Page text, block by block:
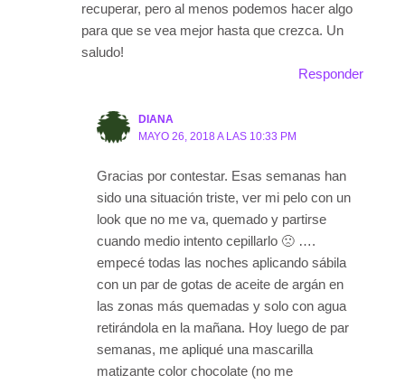
recuperar, pero al menos podemos hacer algo
para que se vea mejor hasta que crezca. Un
saludo!
Responder
DIANA
MAYO 26, 2018 A LAS 10:33 PM
Gracias por contestar. Esas semanas han
sido una situación triste, ver mi pelo con un
look que no me va, quemado y partirse
cuando medio intento cepillarlo 🙁 ….
empecé todas las noches aplicando sábila
con un par de gotas de aceite de argán en
las zonas más quemadas y solo con agua
retirándola en la mañana. Hoy luego de par
semanas, me apliqué una mascarilla
matizante color chocolate (no me